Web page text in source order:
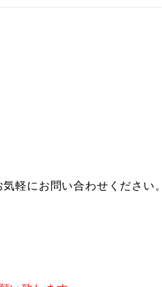
軽にお問い合わせください。